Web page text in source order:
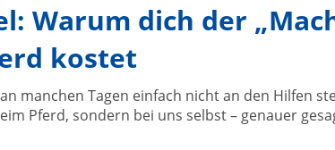
Warum dich der
kostet
manchen Tagen einfach nicht an den Hilfen
Pferd, sondern bei uns selbst – genauer